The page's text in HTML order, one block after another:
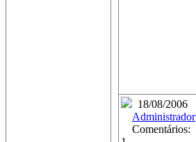
18/08/2006
Administrador
Comentários: